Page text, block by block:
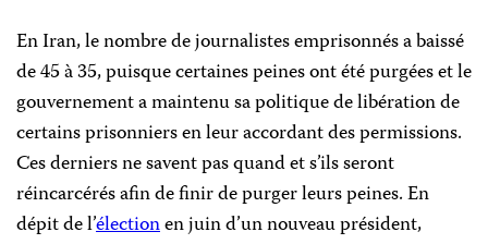
En Iran, le nombre de journalistes emprisonnés a baissé
de 45 à 35, puisque certaines peines ont été purgées et le
gouvernement a maintenu sa politique de libération de
certains prisonniers en leur accordant des permissions.
Ces derniers ne savent pas quand et s’ils seront
réincarcérés afin de finir de purger leurs peines. En
dépit de l’électionen juin d’un nouveau président,